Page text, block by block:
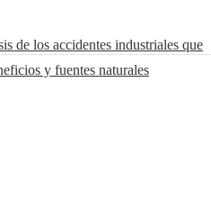
de los accidentes industriales que
y fuentes naturales